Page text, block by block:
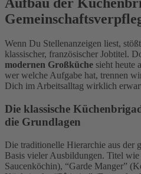
Wenn Du Stellenanzeigen liest,
klassischer, französischer Jobtitel.
modernen Großküche sieht heute
wer welche Aufgabe hat, trennen
Dich im Arbeitsalltag wirklich
Die klassische
die Grundlagen
Die traditionelle Hierarchie aus der
Basis vieler Ausbildungen. Titel wie
Saucenköchin), “Garde Manger”